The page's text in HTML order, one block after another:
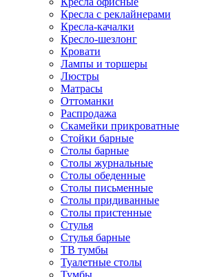
Кресла с реклайнерами
Кресла-качалки
Кресло-шезлонг
Кровати
Лампы и торшеры
Люстры
Матрасы
Оттоманки
Распродажа
Скамейки прикроватные
Стойки барные
Столы барные
Столы журнальные
Столы обеденные
Столы письменные
Столы придиванные
Столы пристенные
Стулья
Стулья барные
ТВ тумбы
Туалетные столы
Тумбы